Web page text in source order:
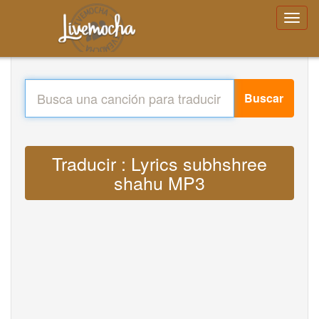
Buscar
Traducir : Lyrics subhshree
shahu MP3